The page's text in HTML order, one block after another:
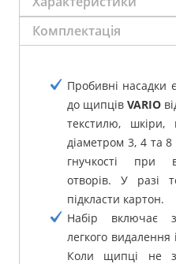
Комплектація
Пробивні насадки
до щипців VARIO
текстилю, шкіри,
діаметром 3, 4 та
гнучкості при
отворів.
У разі
підкласти картон.
Набір включає
легкого видалення
Коли щипці не